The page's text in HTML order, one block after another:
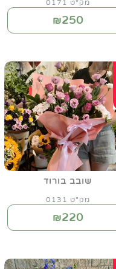
מק"ט 0171
₪250
שובב בורוד
מק"ט 0131
₪220